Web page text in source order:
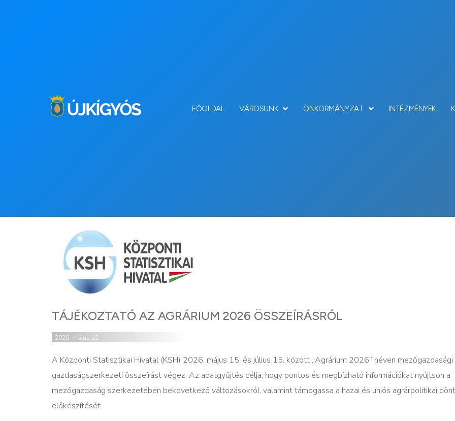
FŐOLDAL VÁROSUNK ÖNKORMÁNYZAT INTÉZMÉNYEK
TÁJÉKOZTATÓ AZ AGRÁRIUM 2026 ÖSSZEÍRÁSRÓL
2026. május 12.
A Központi Statisztikai Hivatal (KSH) 2026. május 15. és július 15. között „Agrárium 2026” néven mezőgazdasági
gazdaságszerkezeti összeírást végez. Az adatgyűjtés célja, hogy pontos és megbízható információkat nyújtson a
mezőgazdaság szerkezetében bekövetkező változásokról, valamint támogassa a hazai és uniós agrárpolitikai
előkészítését.